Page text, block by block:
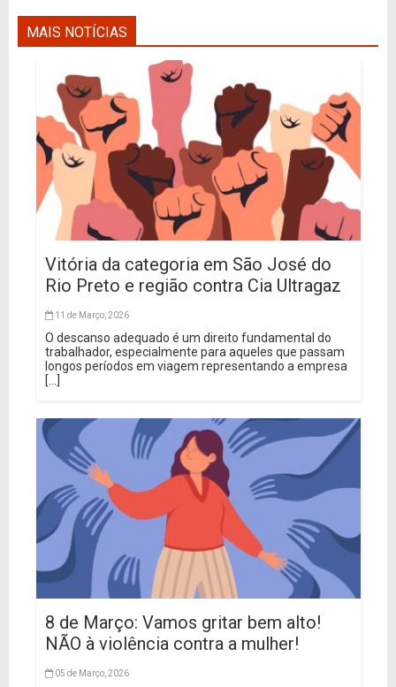
MAIS NOTÍCIAS
Vitória da categoria em São José do
Rio Preto e região contra Cia Ultragaz
11 de Março, 2026
O descanso adequado é um direito fundamental do
trabalhador, especialmente para aqueles que passam
longos períodos em viagem representando a empresa
[...]
8 de Março: Vamos gritar bem alto!
NÃO à violência contra a mulher!
05 de Março, 2026